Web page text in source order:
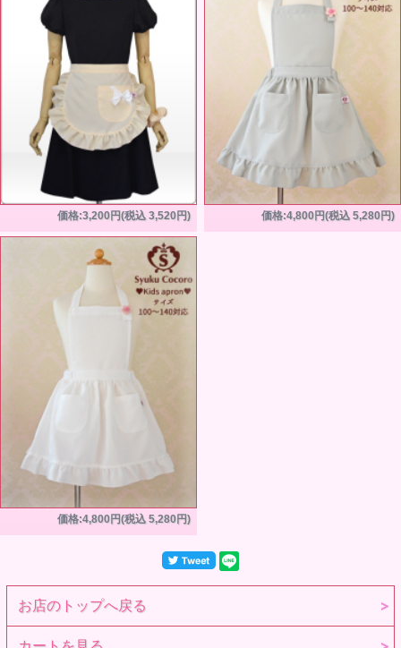
価格:3,200円(税込 3,520円) 価格:4,800円(税込 5,280円)
価格:4,800円(税込 5,280円)
お店のトップへ戻る